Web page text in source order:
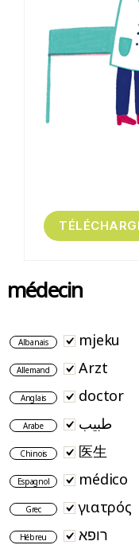
médecin
Albanais mjeku
Allemand Arzt
Anglais doctor
Arabe طبيب
Chinois 医生
Espagnol médico
Grec γιατρός
Hébreu רופא